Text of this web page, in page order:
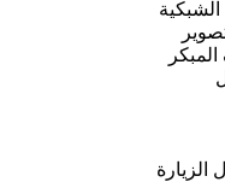
الزيارة